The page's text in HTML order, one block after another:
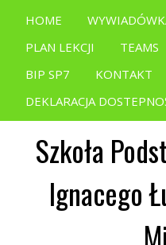
HOME
PLAN LEKCJI
TEAMS
BIP SP7
KONTAKT
DEKLARACJA
Szkoła
Ignacego